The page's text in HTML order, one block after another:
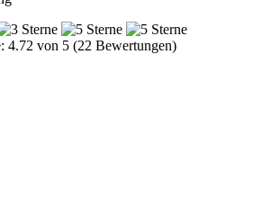
4.72 von 5 (22 Bewertungen)